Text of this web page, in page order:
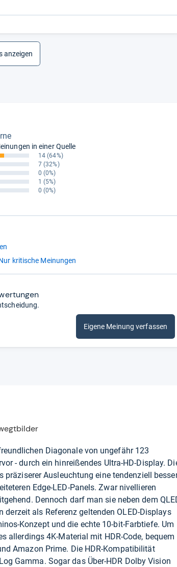
anzeigen
in einer Quelle
14 (64%)
7 (32%)
0 (0%)
1 (5%)
0 (0%)
kritische Meinungen
Eigene Meinung verfassen
Diagonale von ungefähr 123
- durch ein hinreißendes Ultra-HD-Display.
Ausleuchtung eine tendenziell
Edge-LED-Panels. Zwar nivellieren
Dennoch darf man sie neben dem
als Referenz geltenden OLED-Displays
Konzept und die echte 10-bit-Farbtiefe. Um
allerdings 4K-Material mit HDR-Code, bequem
Amazon Prime. Die HDR-Kompatibilität
Gamma. Sogar das Über-HDR Dolby Vision